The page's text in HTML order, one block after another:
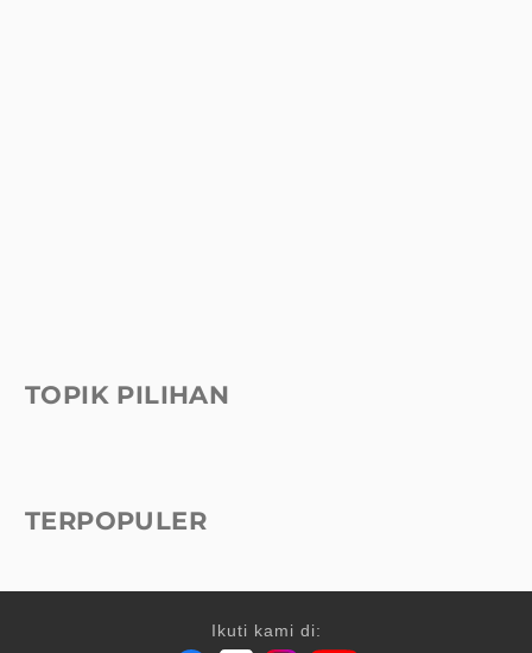
TOPIK PILIHAN
TERPOPULER
Ikuti kami di: